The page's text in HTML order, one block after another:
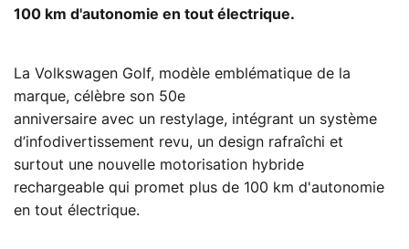
100 km d'autonomie en tout électrique.
La Volkswagen Golf, modèle emblématique de la
marque, célèbre son 50e
anniversaire avec un restylage, intégrant un système
d’infodivertissement revu, un design rafraîchi et
surtout une nouvelle motorisation hybride
rechargeable qui promet plus de 100 km d'autonomie
en tout électrique.